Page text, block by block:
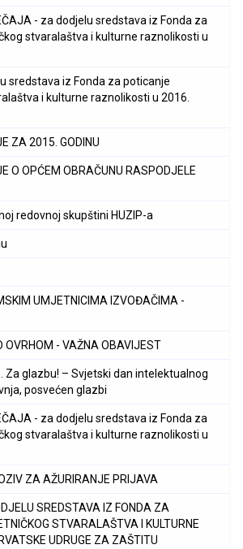
- za dodjelu sredstava iz Fonda za
stvaralaštva i kulturne raznolikosti u
sredstava iz Fonda za poticanje
i kulturne raznolikosti u 2016.
ZA 2015. GODINU
O OPĆEM OBRAČUNU RASPODJELE
redovnoj skupštini HUZIP-a
UMJETNICIMA IZVOĐAČIMA -
OVRHOM - VAŽNA OBAVIJEST
Za glazbu! – Svjetski dan intelektualnog
posvećen glazbi
- za dodjelu sredstava iz Fonda za
stvaralaštva i kulturne raznolikosti u
ZA AŽURIRANJE PRIJAVA
SREDSTAVA IZ FONDA ZA
STVARALAŠTVA I KULTURNE
UDRUGE ZA ZAŠTITU